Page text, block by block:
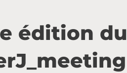
édition du